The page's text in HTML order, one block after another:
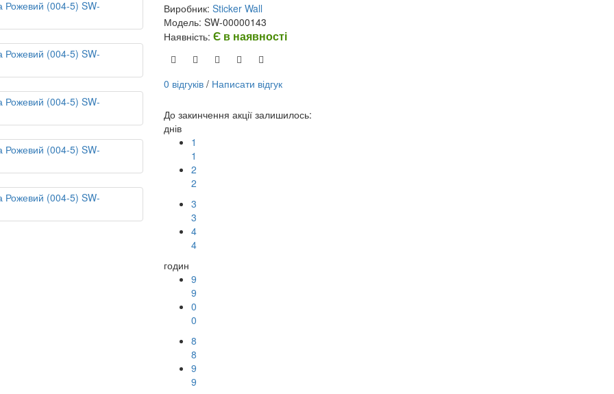
Виробник: Sticker Wall
Модель: SW-00000143
Наявність: Є в наявності
0 відгуків / Написати відгук
До закинчення акції залишилось:
днів
1
1
2
2
3
3
4
4
годин
9
9
0
0
8
8
9
9